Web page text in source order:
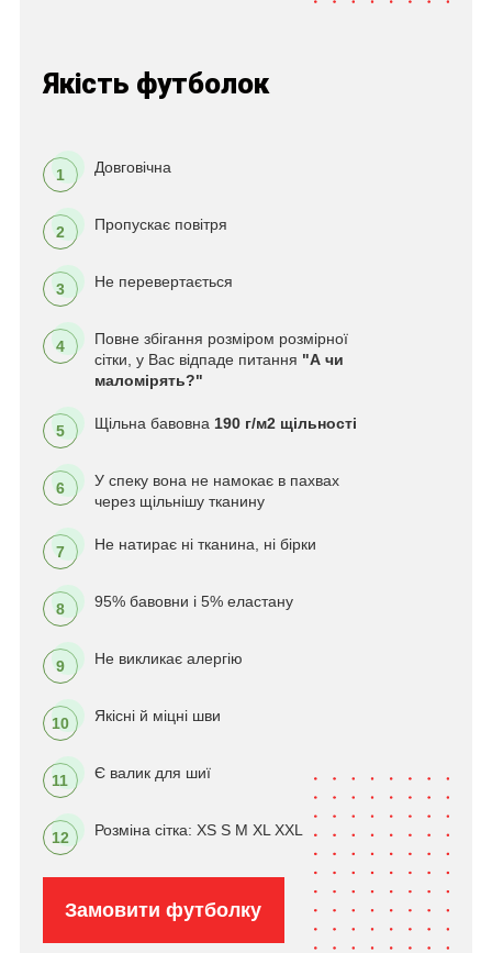
Якість футболок
1 Довговічна
2 Пропускає повітря
3 Не перевертається
4
Повне збігання розміром розмірної
сітки, у Вас відпаде питання "А чи
маломірять?"
5 Щільна бавовна 190 г/м2 щільності
6
У спеку вона не намокає в пахвах
через щільнішу тканину
7 Не натирає ні тканина, ні бірки
8 95% бавовни і 5% еластану
9 Не викликає алергію
10 Якісні й міцні шви
11 Є валик для шиї
12 Розміна сітка: XS S M XL XXL
Замовити футболку